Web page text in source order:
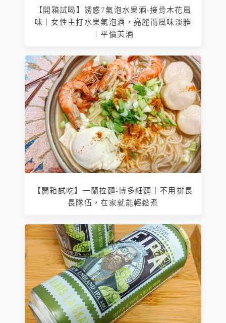
【開箱試喝】誘惑7氣泡水果酒-接骨木花風
味｜女性主打水果氣泡酒，亮麗而風味淡雅
｜平價美酒
【開箱試吃】一蘭拉麵-博多細麵｜不用排長
長隊伍，在家就能輕鬆煮